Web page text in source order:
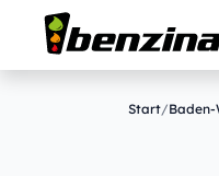
Start/